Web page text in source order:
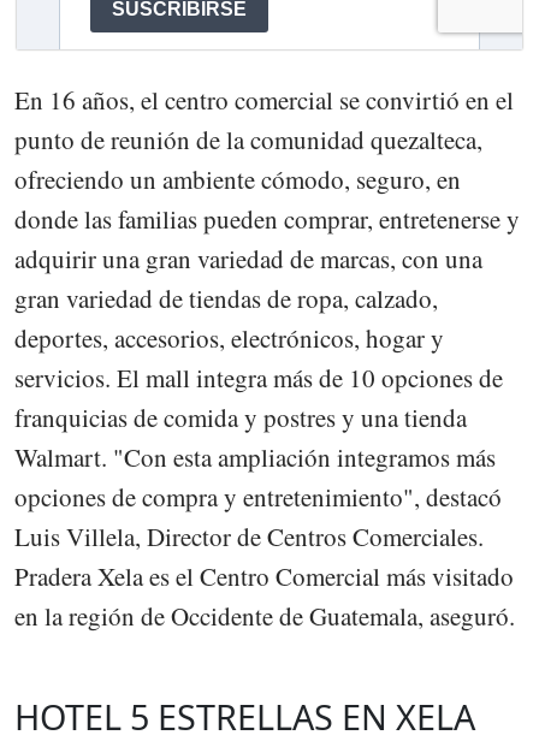
En 16 años, el centro comercial se convirtió en el
punto de reunión de la comunidad quezalteca,
ofreciendo un ambiente cómodo, seguro, en
donde las familias pueden comprar, entretenerse y
adquirir una gran variedad de marcas, con una
gran variedad de tiendas de ropa, calzado,
deportes, accesorios, electrónicos, hogar y
servicios. El mall integra más de 10 opciones de
franquicias de comida y postres y una tienda
Walmart. "Con esta ampliación integramos más
opciones de compra y entretenimiento", destacó
Luis Villela, Director de Centros Comerciales.
Pradera Xela es el Centro Comercial más visitado
en la región de Occidente de Guatemala, aseguró.
HOTEL 5 ESTRELLAS EN XELA